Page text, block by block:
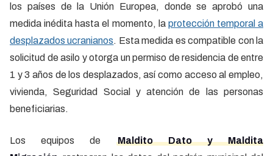
los países de la Unión Europea, donde se aprobó una
medida inédita hasta el momento, la protección temporal a
desplazados ucranianos. Esta medida es compatible con la
solicitud de asilo y otorga un permiso de residencia de entre
1 y 3 años de los desplazados, así como acceso al empleo,
vivienda, Seguridad Social y atención de las personas
beneficiarias.
Los equipos de
Maldito Dato y Maldita